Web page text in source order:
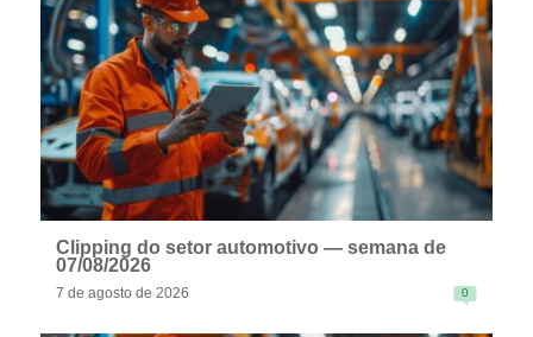
Clipping do setor automotivo — semana de
07/08/2026
7 de agosto de 2026 0